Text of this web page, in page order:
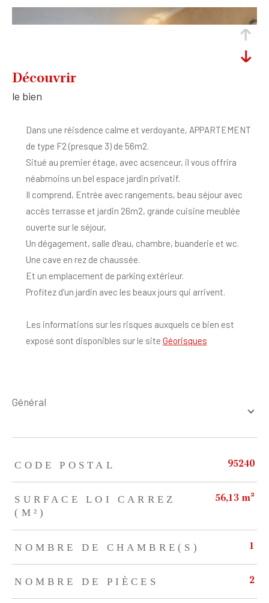
découvrir
le bien
Dans une réisdence calme et verdoyante, APPARTEMENT
de type F2 (presque 3) de 56m2.
Situé au premier étage, avec acsenceur, il vous offrira
néabmoins un bel espace jardin privatif.
Il comprend, Entrée avec rangements, beau séjour avec
accès terrasse et jardin 26m2, grande cuisine meublée
ouverte sur le séjour,
Un dégagement, salle d'eau, chambre, buanderie et wc.
Une cave en rez de chaussée.
Et un emplacement de parking extérieur.
Profitez d'un jardin avec les beaux jours qui arrivent.
Les informations sur les risques auxquels ce bien est
exposé sont disponibles sur le site Géorisques
général
TRAD_ZEPHYR_Caracteristique TRAD_ZEPHYR_Valeurs
CODE POSTAL 95240
SURFACE LOI CARREZ
(M²)
56,13 m²
NOMBRE DE CHAMBRE(S) 1
NOMBRE DE PIÈCES 2